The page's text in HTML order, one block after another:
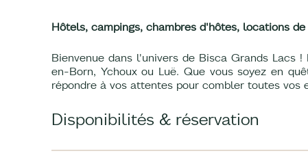
Hôtels, campings, chambres d'hôtes, locations
Bienvenue dans l'univers de Bisca Grands Lacs
en-Born, Ychoux ou Luë. Que vous soyez en
répondre à vos attentes pour combler toutes vos
Disponibilités & réservation